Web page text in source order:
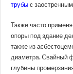
трубы с
Также часто
опоры под здание
также из
диаметра. Свайный
глубины